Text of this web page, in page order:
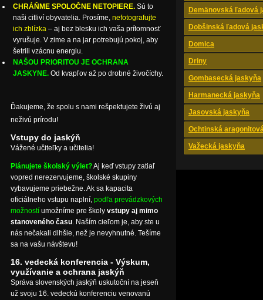
Demänovská ľadová
Dobšinská ľadová
Domica
Driny
Gombasecká jaskyňa
Harmanecká jaskyňa
Jasovská jaskyňa
Ochtinská
Važecká jaskyňa
CHRÁŇME SPOLOČNE NETOPIERE. Sú to
naši citliví obyvatelia. Prosíme, nefotografujte
ich zblízka – aj bez blesku ich vaša prítomnosť
vyrušuje. V zime a na jar potrebujú pokoj, aby
šetrili vzácnu energiu.
NAŠOU PRIORITOU JE OCHRANA
JASKYNE. Od kvapľov až po drobné živočíchy.
Ďakujeme, že spolu s nami rešpektujete živú aj
neživú prírodu!
Vstupy do jaskýň
Vážené učiteľky a učitelia!
Plánujete školský výlet?Aj keď vstupy zatiaľ
vopred nerezervujeme, školské skupiny
vybavujeme priebežne. Ak sa kapacita
oficiálneho vstupu naplní, podľa prevádzkových
možností umožníme pre školy vstupy aj mimo
stanoveného času. Naším cieľom je, aby ste u
nás nečakali dlhšie, než je nevyhnutné. Tešíme
sa na vašu návštevu!
16. vedecká konferencia - Výskum,
využívanie a ochrana jaskýň
Správa slovenských jaskýň uskutoční na jeseň
už svoju 16. vedeckú konferenciu venovanú